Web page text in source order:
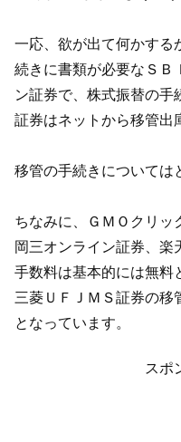
一応、欲が出て何かする
続きに書類が必要なＳＢ
ン証券で、株式振替の手
証券はネットから移管出
移管の手続きについては
ちなみに、ＧＭＯクリッ
岡三オンライン証券、楽
手数料は基本的には無料
三菱ＵＦＪＭＳ証券の移
となっています。
スポ